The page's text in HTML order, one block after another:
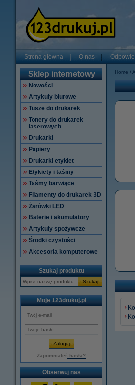
Strona główna O nas
Sklep internetowy
Nowości
Artykuły biurowe
Tusze do drukarek
Tonery do drukarek
laserowych
Drukarki
Papiery
Drukarki etykiet
Etykiety i taśmy
Taśmy barwiące
Filamenty do drukarek 3D
Żarówki LED
Baterie i akumulatory
Artykuły spożywcze
Środki czystości
Akcesoria komputerowe
Szukaj produktu
Szukaj
Moje 123drukuj.pl
Zapomniałeś hasła?
Obserwuj nas
Home